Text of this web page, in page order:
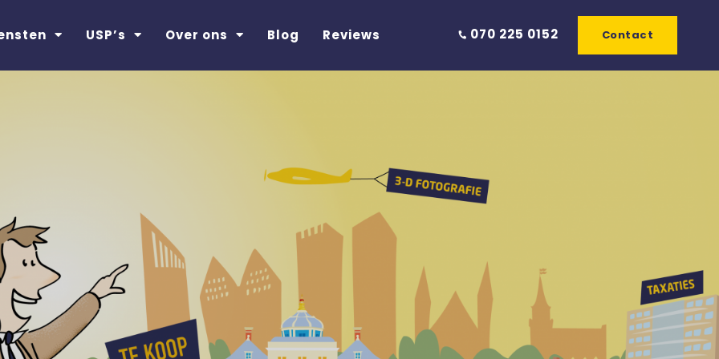
USP’s Over ons Blog Reviews 070 225 0152 Contact